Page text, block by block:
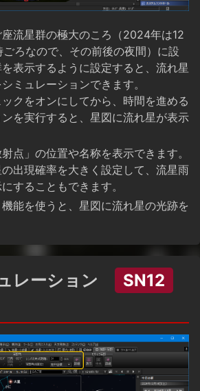
流星群の極大のころ（2024年は12
ごろなので、その前後の夜間）に設
表示するように設定すると、流れ星
ミュレーションできます。
ックをオンにしてから、時間を進める
を実行すると、星図に流れ星が表示
点」の位置や名称を表示できます。
出現確率を大きく設定して、流星雨
することもできます。
機能を使うと、星図に流れ星の光跡を
レーション
SN12